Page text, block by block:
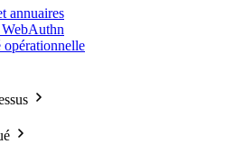
annuaires
opérationnelle